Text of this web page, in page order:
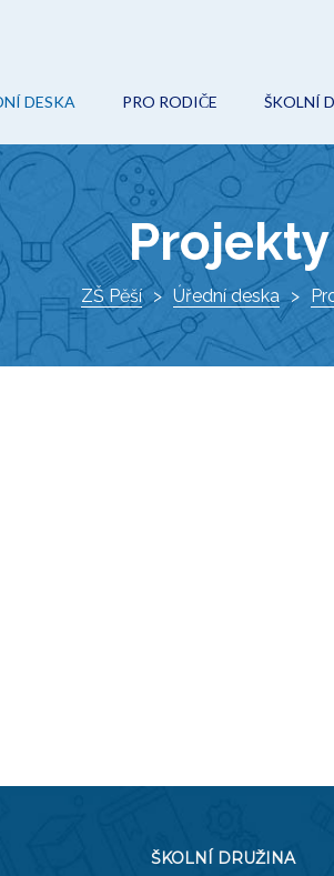
DESKA
(VEŘEJNÉ) INFORMACE
ZAKÁZKY
PRO RODIČE
ON-LINE VÝUKA
ŠKOLNÍ ŘÁD
ŠKOLSKÁ RADA
ZÁPIS DO 1. TŘÍDY
VÝCHOVNÝ PORADCE
ŠKOLNÍ
AKCE
Projekty
ZŠ Pěší Úřední deska
ŠKOLNÍ DRUŽINA